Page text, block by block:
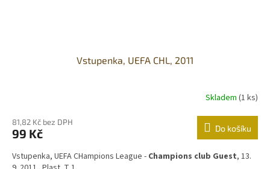
Vstupenka, UEFA CHL, 2011
Skladem (1 ks)
81,82 Kč bez DPH
99 Kč Do košíku
Vstupenka, UEFA CHampions League - Champions club Guest, 13.